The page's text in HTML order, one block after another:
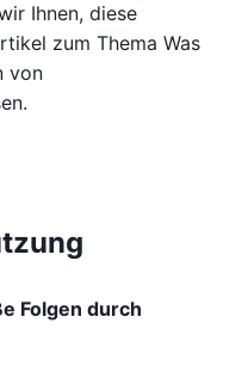
Ihnen, diese
zum Thema Was
von
Folgen durch